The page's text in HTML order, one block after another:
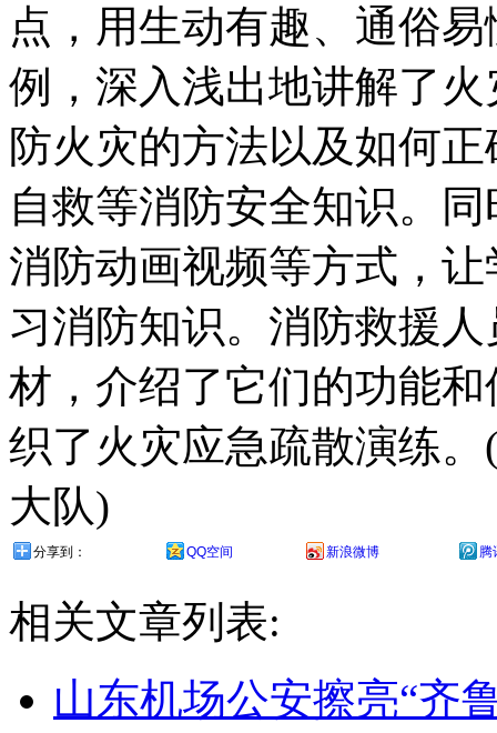
点，用生动有趣、通俗
例，深入浅出地讲解了
防火灾的方法以及如何
自救等消防安全知识。
消防动画视频等方式，
习消防知识。消防救援
材，介绍了它们的功能
织了火灾应急疏散演练
大队)
分享到： QQ空间 新浪微博 腾
相关文章列表:
山东机场公安擦亮“齐